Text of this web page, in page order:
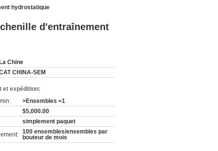
hydrostatique
d'entraînement
Chine
CHINA-SEM
et expédition:
>Ensembles =1
$5,000.00
simplement paquet
100 ensembles/ensembles par
bouteur de mois